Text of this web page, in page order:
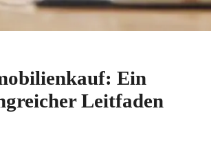
Ein
Leitfaden